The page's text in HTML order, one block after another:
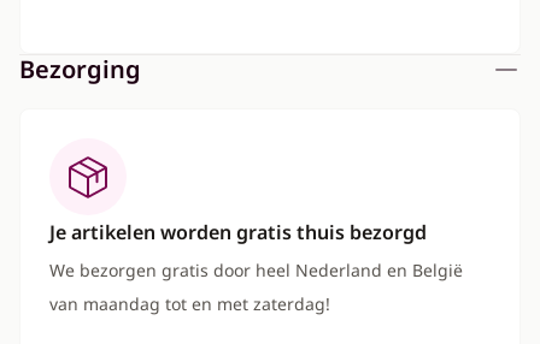
Bezorging
Je artikelen worden gratis thuis bezorgd
We bezorgen gratis door heel Nederland en België
van maandag tot en met zaterdag!